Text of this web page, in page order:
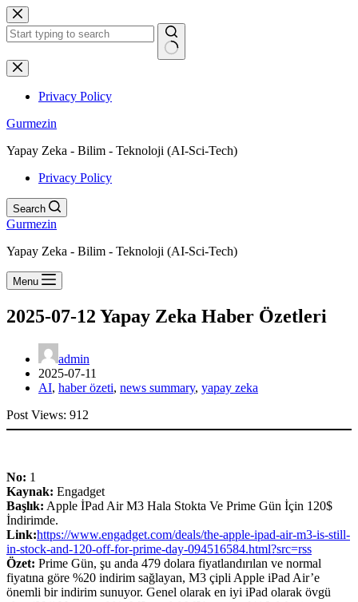
Skip
to
content
No
results
Privacy Policy
Gurmezin
Yapay Zeka - Bilim - Teknoloji (AI-Sci-Tech)
Privacy Policy
Search
Gurmezin
Yapay Zeka - Bilim - Teknoloji (AI-Sci-Tech)
Menu
2025-07-12 Yapay Zeka Haber Özetleri
admin
2025-07-11
AI, haber özeti, news summary, yapay zeka
Post Views: 912
No: 1
Kaynak: Engadget
Başlık: Apple İPad Air M3 Hala Stokta Ve Prime Gün İçin 120$
İndirimde.
Link:https://www.engadget.com/deals/the-apple-ipad-air-m3-is-still-
in-stock-and-120-off-for-prime-day-094516584.html?src=rss
Özet: Prime Gün, şu anda 479 dolara fiyatlandırılan ve normal
fiyatına göre %20 indirim sağlayan, M3 çipli Apple iPad Air’e
önemli bir indirim sunuyor. Genel olarak en iyi iPad olarak övgü